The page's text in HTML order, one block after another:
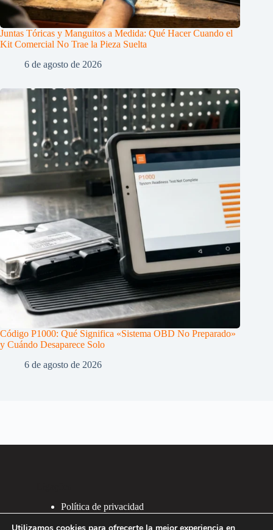
Juntas Tóricas y Manguitos a Medida: Qué Hacer Cuando el
Kit Comercial No Trae la Pieza Suelta
6 de agosto de 2026
Código P1000: Qué Significa «Sistema OBD No Preparado»
y Cuándo Desaparece Solo
6 de agosto de 2026
Política de privacidad